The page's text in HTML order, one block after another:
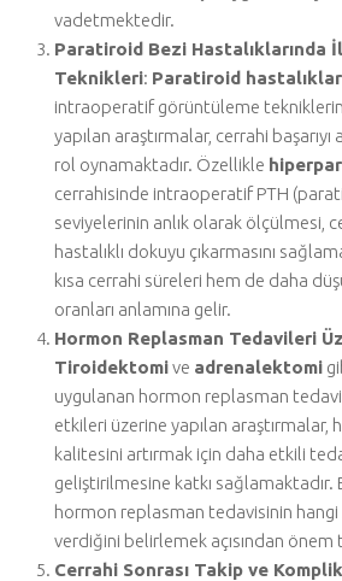
vadetmektedir.
Paratiroid Bezi Hastalıklarında
Teknikleri: Paratiroid
intraoperatif görüntüleme
yapılan araştırmalar, cerrahi
rol oynamaktadır. Özellikle
cerrahisinde intraoperatif PTH
seviyelerinin anlık olarak ölçülmesi,
hastalıklı dokuyu çıkarmasını
kısa cerrahi süreleri hem de daha
oranları anlamına gelir.
Hormon Replasman Tedavileri
Tiroidektomive adrenalektomi
uygulanan hormon replasman
etkileri üzerine yapılan araştırmalar,
kalitesini artırmak için daha etkili
geliştirilmesine katkı sağlamaktadır.
hormon replasman tedavisinin
verdiğini belirlemek açısından önem
Cerrahi Sonrası Takip ve